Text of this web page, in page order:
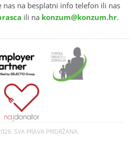
nas na besplatni info telefon ili nas
ili na konzum@konzum.hr.
SVA PRAVA PRIDRŽANA.